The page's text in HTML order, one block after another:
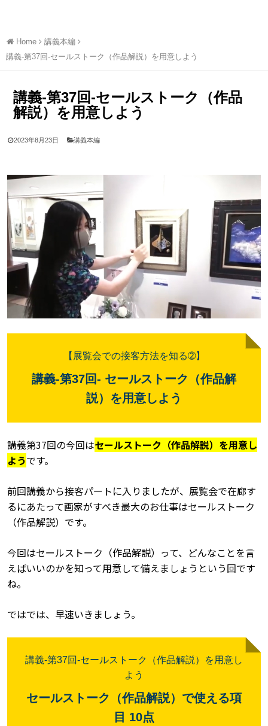
Home
講義本編
講義-第37回-セールストーク（作品解説）を用意しよう
講義-第37回-セールストーク（作品
解説）を用意しよう
2023年8月23日 講義本編
【展覧会での接客方法を知る➁】
講義-第37回- セールストーク（作品解
説）を用意しよう
講義第37回の今回はセールストーク（作品解説）を用意し
ようです。
前回講義から接客パートに入りましたが、展覧会で在廊す
るにあたって画家がすべき最大のお仕事はセールストーク
（作品解説）です。
今回はセールストーク（作品解説）って、どんなことを言
えばいいのかを知って用意して備えましょうという回です
ね。
ではでは、早速いきましょう。
講義-第37回-セールストーク（作品解説）を用意し
よう
セールストーク（作品解説）で使える項
目 10点